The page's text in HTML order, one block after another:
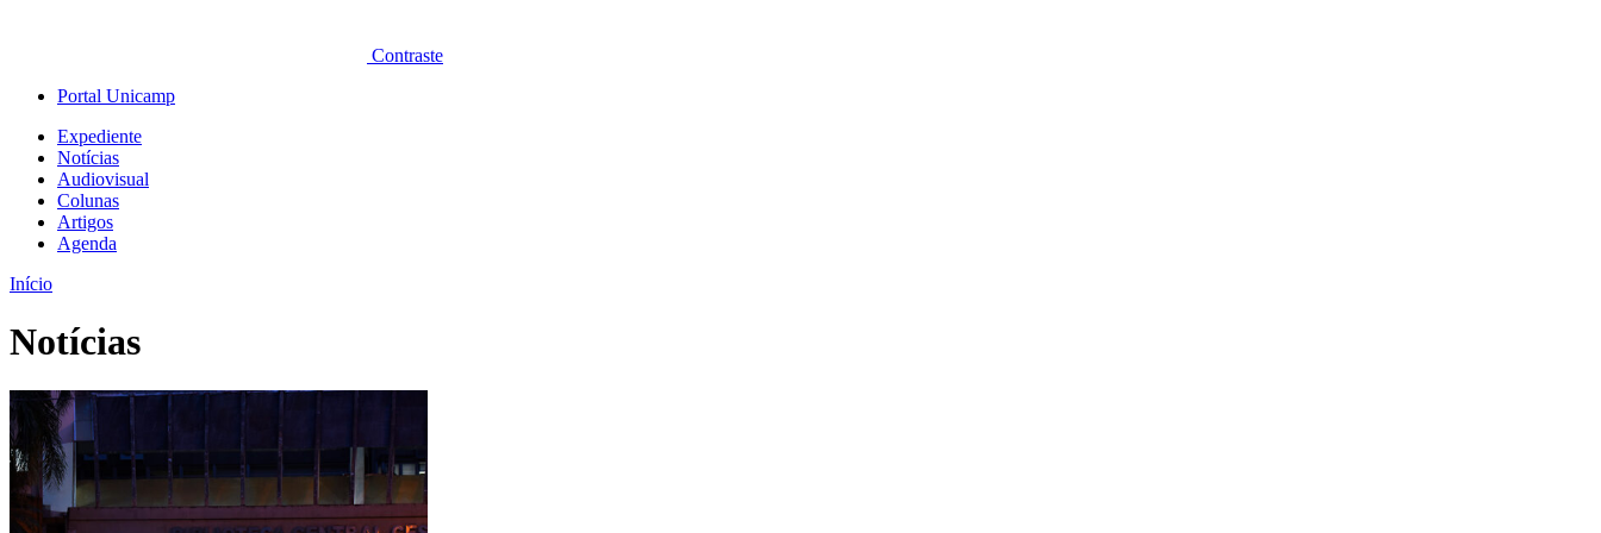
Contraste
Portal Unicamp
Expediente
Notícias
Audiovisual
Colunas
Artigos
Agenda
Início
Notícias